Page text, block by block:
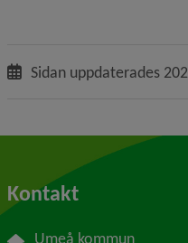
Sidan uppdaterades
Kontakt
Umeå kommun